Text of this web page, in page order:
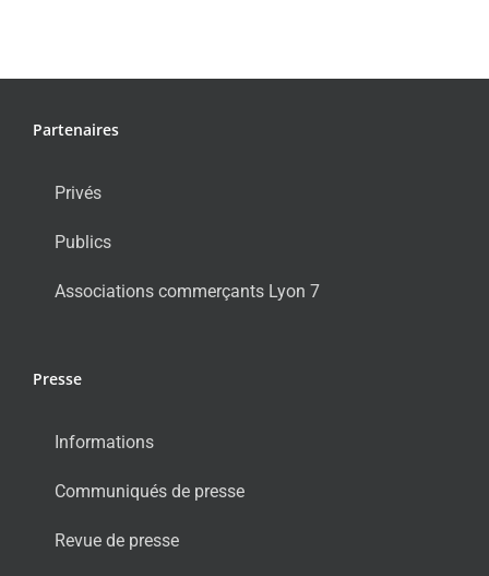
Partenaires
Privés
Publics
Associations commerçants Lyon 7
Presse
Informations
Communiqués de presse
Revue de presse